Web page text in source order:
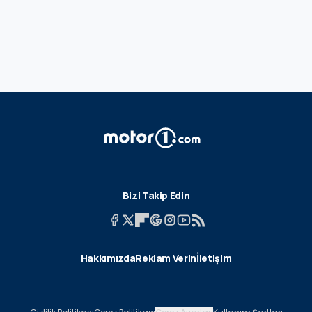
Bizi Takip Edin
HakkımızdaReklam Verinİletişim